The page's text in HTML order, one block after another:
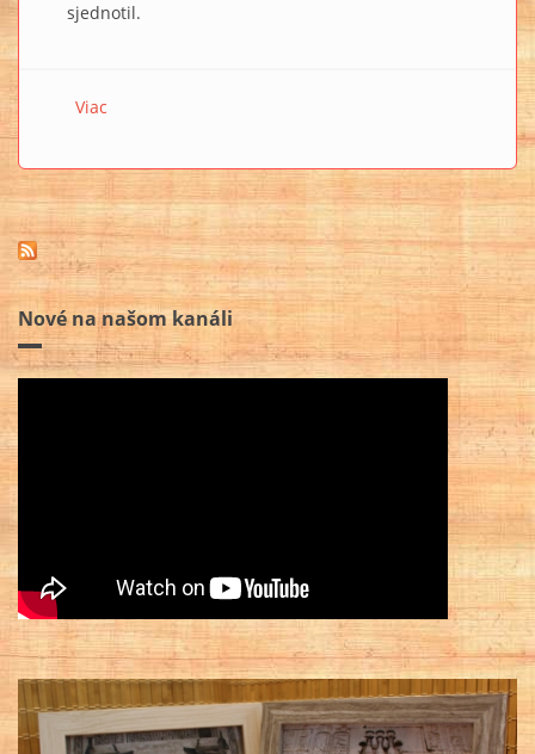
sjednotil.
Viac
Nové na našom kanáli